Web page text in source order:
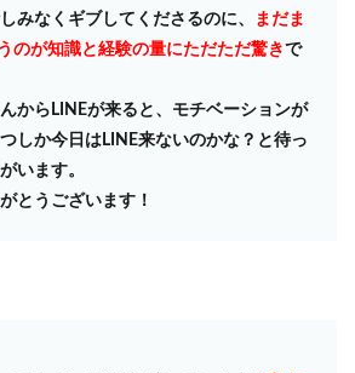
みなくギブしてくださるのに、
まだま
のが知識と経験の量にただただ驚きで
からLINEが来ると、モチベーションが
しか今日はLINE来ないのかな？と待っ
います。
とうございます！